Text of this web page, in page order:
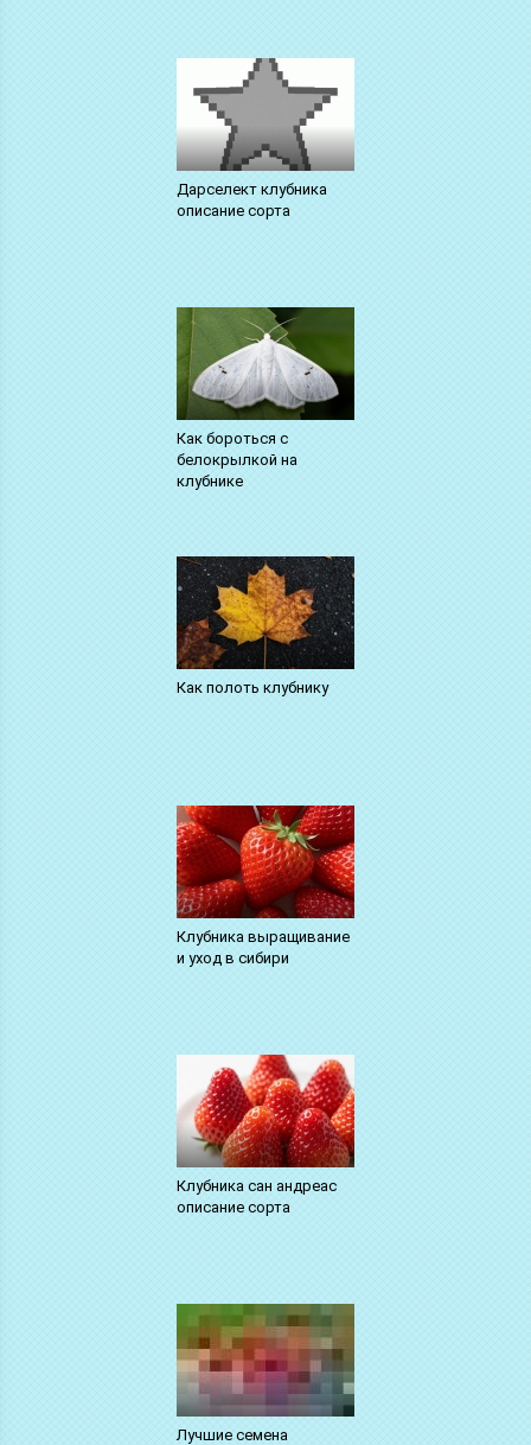
Дарселект клубника
описание сорта
Как бороться с
белокрылкой на
клубнике
Как полоть клубнику
Клубника выращивание
и уход в сибири
Клубника сан андреас
описание сорта
Лучшие семена